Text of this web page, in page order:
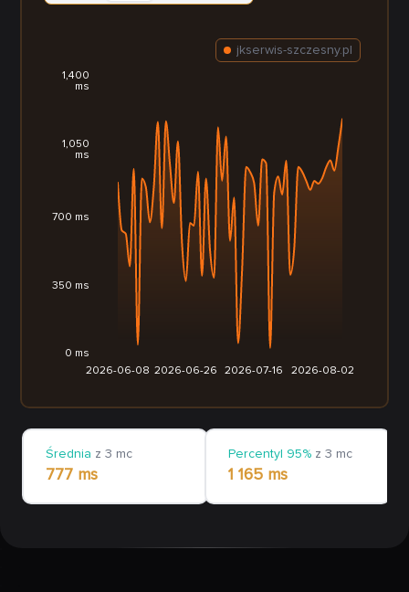
2026-06-08 2026-06-26 2026-07-16 2026-08-02
0 ms
350 ms
700 ms
1,050
ms
1,400
ms
jkserwis-szczesny.pl
Średnia z 3 mc
777 ms
Percentyl 95% z 3 mc
1 165 ms